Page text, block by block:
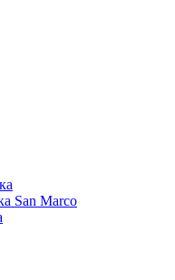
San Marco